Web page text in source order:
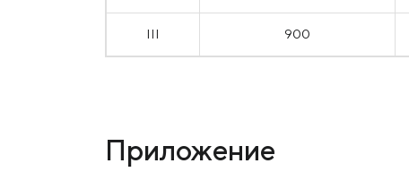
III 900
Приложение